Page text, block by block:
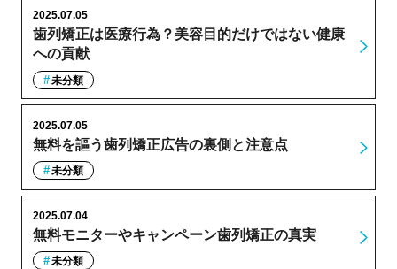
歯列矯正は医療行為？美容目的だけではない健康
への貢献
2025.07.05
未分類
無料を謳う歯列矯正広告の裏側と注意点
2025.07.05
未分類
無料モニターやキャンペーン歯列矯正の真実
2025.07.04
未分類